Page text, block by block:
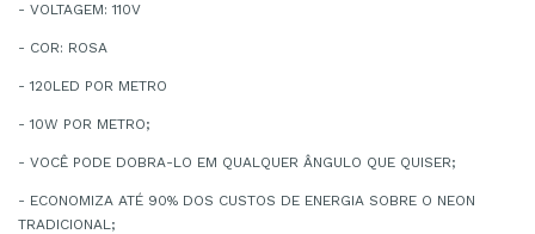
- VOLTAGEM: 110V
- COR: ROSA
- 120LED POR METRO
- 10W POR METRO;
- VOCÊ PODE DOBRA-LO EM QUALQUER ÂNGULO QUE QUISER;
- ECONOMIZA ATÉ 90% DOS CUSTOS DE ENERGIA SOBRE O NEON
TRADICIONAL;